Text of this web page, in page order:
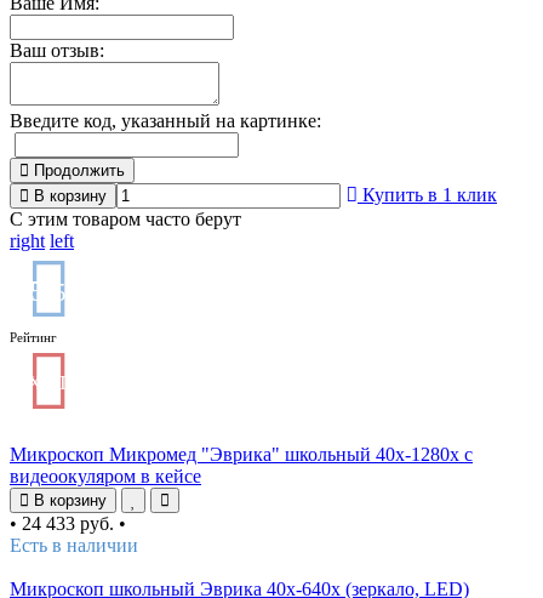
Ваш отзыв:
Введите код, указанный на картинке:
Продолжить
В корзину
Купить в 1 клик
С этим товаром часто берут
right left
5 /5
Рейтинг
ХИТ
Микроскоп Микромед "Эврика" школьный 40х-1280х с
видеоокуляром в кейсе
В корзину
• 24 433 руб. •
Есть в наличии
Микроскоп школьный Эврика 40х-640х (зеркало, LED)